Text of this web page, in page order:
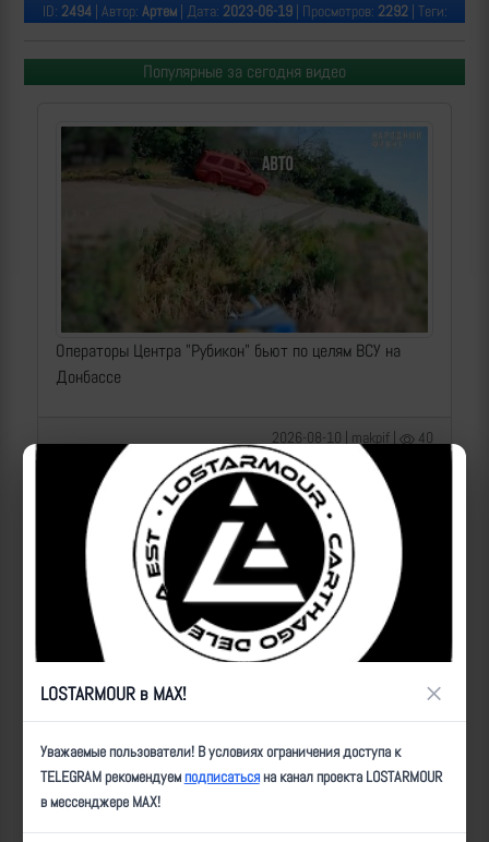
ID: 2494| Автор: Артем| Дата: 2023-06-19| Просмотров: 2292| Теги:
Популярные за сегодня видео
Операторы Центра "Рубикон" бьют по целям ВСУ на
Донбассе
2026-08-10 | makpif | 40
Операторы Центра "Рубикон" бьют по целям ВСУ на
Белгородском направлении
LOSTARMOUR в MAX! ×
Уважаемые пользователи! В условиях ограничения доступа к
TELEGRAM рекомендуемподписатьсяна канал проекта LOSTARMOUR
в мессенджере MAX!